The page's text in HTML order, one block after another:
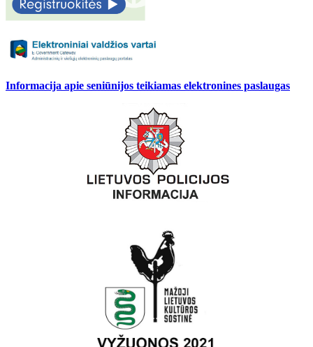
Informacija apie seniūnijos teikiamas elektronines paslaugas